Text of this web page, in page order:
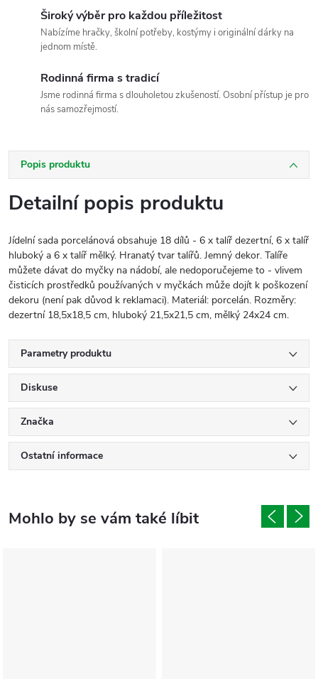
Široký výběr pro každou příležitost
Nabízíme hračky, školní potřeby, kostýmy i originální dárky na
jednom místě.
Rodinná firma s tradicí
Jsme rodinná firma s dlouholetou zkušeností. Osobní přístup je pro
nás samozřejmostí.
Popis produktu
Detailní popis produktu
Jídelní sada porcelánová obsahuje 18 dílů - 6 x talíř dezertní, 6 x talíř
hluboký a 6 x talíř mělký. Hranatý tvar talířů. Jemný dekor. Talíře
můžete dávat do myčky na nádobí, ale nedoporučejeme to - vlivem
čisticích prostředků používaných v myčkách může dojít k poškození
dekoru (není pak důvod k reklamaci). Materiál: porcelán. Rozměry:
dezertní 18,5x18,5 cm, hluboký 21,5x21,5 cm, mělký 24x24 cm.
Parametry produktu
Diskuse
Značka
Ostatní informace